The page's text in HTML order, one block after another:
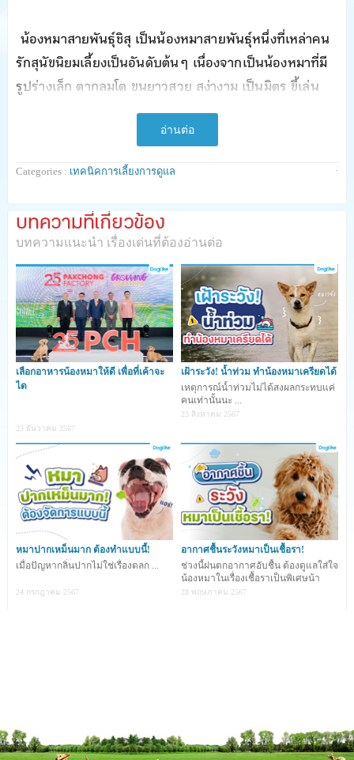
น้องหมาสายพันธุ์ชิสุ เป็นน้องหมาสายพันธุ์หนึ่งที่เหล่าคน
รักสุนัขนิยมเลี้ยงเป็นอันดับต้น ๆ เนื่องจากเป็นน้องหมาที่มี
รูปร่างเล็ก ตากลมโต ขนยาวสวย สง่างาม เป็นมิตร ขี้เล่น
และช่างประจบ จึงทำให้ใครหลาย ๆ คนตกหลุมรักและตัดสิน
ใจเลี้ยงน้องหมาชิสุแสนน่ารักนี้ได้อย่างง่ายดาย ...
เทคนิคการเลี้ยงการดูแลวันนี้ ปังปอนด์ก็เลยจะชวนเพื่อน
ๆ มาทำความรู้จักน้องหมาสายพันธุ์ชิสุกันว่ามีประวัติความ
เป็นมาอย่างไร และเรียนรู้วีธีการดูแล และรับมือไม่ให้เกิด
ปัญหาสุขภาพต่าง ๆ ที่มักพบบ่อยในน้องหมาชิสุกันค่ะ
รู้จักสุนัขสายพันธุ์ชิสุ
โปรดปรานของจักรพรรดิจีน โดยพระทิเบตได้มอบสุนัขพันธุ์ชิ
อ่านต่อ
Categories : เทคนิคการเลี้ยงการดูแล ·
บทความที่เกี่ยวข้อง
บทความแนะนำ เรื่องเด่นที่ต้องอ่านต่อ
เลือกอาหารน้องหมาให้ดี เพื่อที่เค้าจะ
ได
23 ธันวาคม 2567
เฝ้าระวัง! น้ำท่วม ทำน้องหมาเครียดได้
เหตุการณ์น้ำท่วมไม่ได้สงผลกระทบแค่
คนเท่านั้นนะ ...
23 สิงหาคม 2567
หมาปากเหม็นมาก ต้องทำแบบนี้!
เมื่อปัญหากลิ่นปากไม่ใช่เรื่องตลก ...
24 กรกฎาคม 2567
อากาศชื้นระวังหมาเป็นเชื้อรา!
ช่วงนี้ฝนตกอากาศอับชื้น ต้องดูแลใส่ใจ
น้องหมาในเรื่องเชื้อราเป็นพิเศษน้า
28 พฤษภาคม 2567